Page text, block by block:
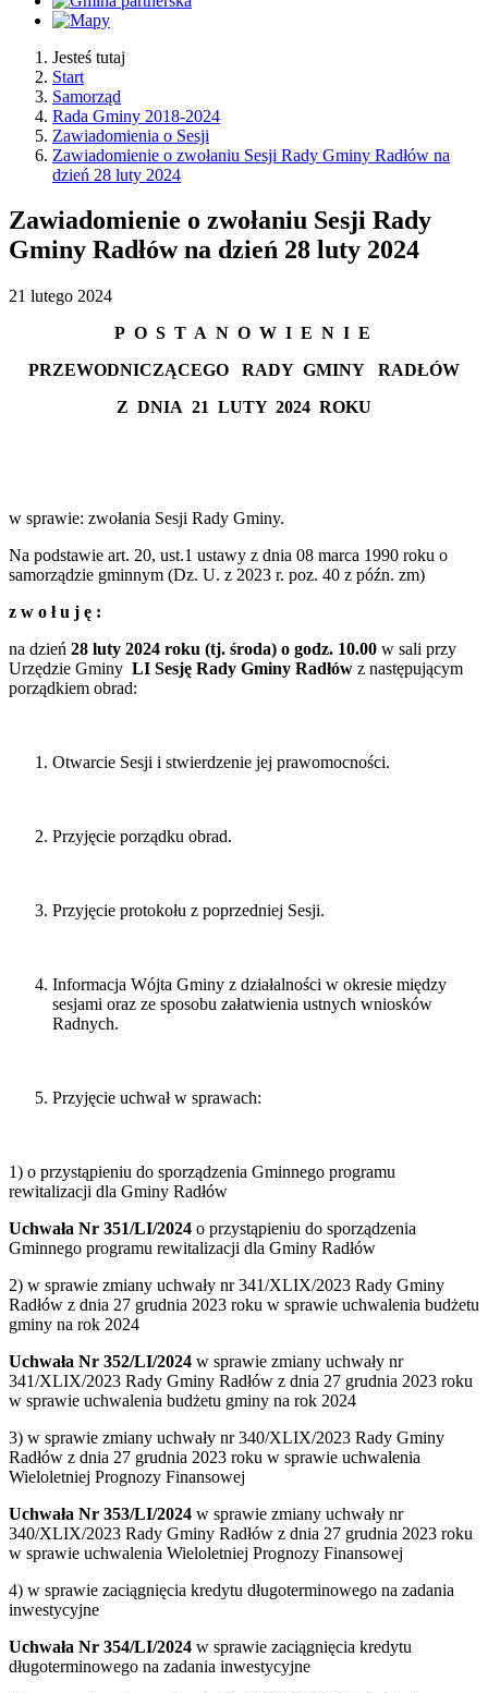
Jesteś tutaj
Start
Samorząd
Rada Gminy 2018-2024
Zawiadomienia o Sesji
Zawiadomienie o zwołaniu Sesji Rady Gminy Radłów na
dzień 28 luty 2024
Zawiadomienie o zwołaniu Sesji Rady
Gminy Radłów na dzień 28 luty 2024
21 lutego 2024
P O S T A N O W I E N I E
PRZEWODNICZĄCEGO
RADY GMINY
RADŁÓW
Z DNIA 21 LUTY 2024 ROKU
w sprawie: zwołania Sesji Rady Gminy.
Na podstawie art. 20, ust.1 ustawy z dnia 08 marca 1990 roku o
samorządzie gminnym (Dz. U. z 2023 r. poz. 40 z późn. zm)
z w o ł u j ę :
na dzień 28 luty 2024 roku (tj. środa) o godz. 10.00 w sali przy
Urzędzie Gminy LI Sesję Rady Gminy Radłów z następującym
porządkiem obrad:
Otwarcie Sesji i stwierdzenie jej prawomocności.
Przyjęcie porządku obrad.
Przyjęcie protokołu z poprzedniej Sesji.
Informacja Wójta Gminy z działalności w okresie między
sesjami oraz ze sposobu załatwienia ustnych wniosków
Radnych.
Przyjęcie uchwał w sprawach:
1) o przystąpieniu do sporządzenia Gminnego programu
rewitalizacji dla Gminy Radłów
Uchwała Nr 351/LI/2024 o przystąpieniu do sporządzenia
Gminnego programu rewitalizacji dla Gminy Radłów
2) w sprawie zmiany uchwały nr 341/XLIX/2023 Rady Gminy
Radłów z dnia 27 grudnia 2023 roku w sprawie uchwalenia budżetu
gminy na rok 2024
Uchwała Nr 352/LI/2024 w sprawie zmiany uchwały nr
341/XLIX/2023 Rady Gminy Radłów z dnia 27 grudnia 2023 roku
w sprawie uchwalenia budżetu gminy na rok 2024
3) w sprawie zmiany uchwały nr 340/XLIX/2023 Rady Gminy
Radłów z dnia 27 grudnia 2023 roku w sprawie uchwalenia
Wieloletniej Prognozy Finansowej
Uchwała Nr 353/LI/2024 w sprawie zmiany uchwały nr
340/XLIX/2023 Rady Gminy Radłów z dnia 27 grudnia 2023 roku
w sprawie uchwalenia Wieloletniej Prognozy Finansowej
4) w sprawie zaciągnięcia kredytu długoterminowego na zadania
inwestycyjne
Uchwała Nr 354/LI/2024 w sprawie zaciągnięcia kredytu
długoterminowego na zadania inwestycyjne